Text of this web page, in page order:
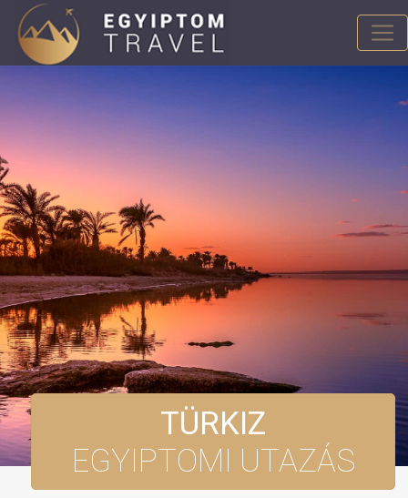
TÜRKIZ
EGYIPTOMI UTAZÁS